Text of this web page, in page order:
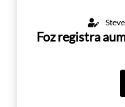
Foz registra